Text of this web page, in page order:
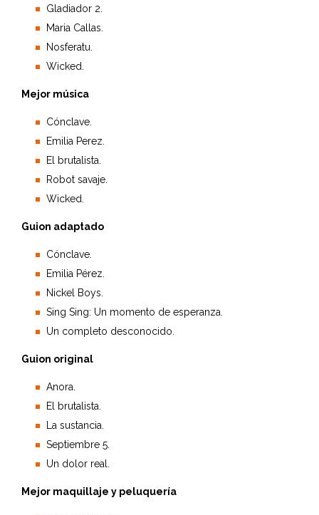
Gladiador 2.
Maria Callas.
Nosferatu.
Wicked.
Mejor música
Cónclave.
Emilia Perez.
El brutalista.
Robot savaje.
Wicked.
Guion adaptado
Cónclave.
Emilia Pérez.
Nickel Boys.
Sing Sing: Un momento de esperanza.
Un completo desconocido.
Guion original
Anora.
El brutalista.
La sustancia.
Septiembre 5.
Un dolor real.
Mejor maquillaje y peluquería